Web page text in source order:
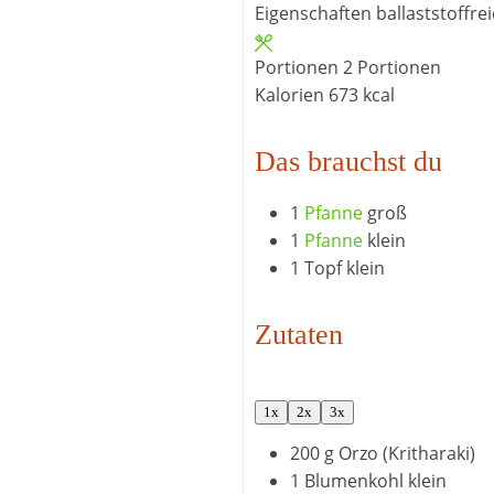
Eigenschaften
Portionen 2 Portionen
Kalorien 673 kcal
Das brauchst du
1 Pfanne groß
1 Pfanne klein
1 Topfklein
Zutaten
1x 2x 3x
200 g Orzo (Kritharaki)
1 Blumenkohl klein